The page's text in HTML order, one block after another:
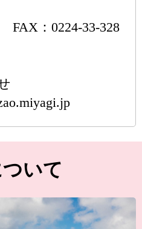
FAX：0224-33-328
いて